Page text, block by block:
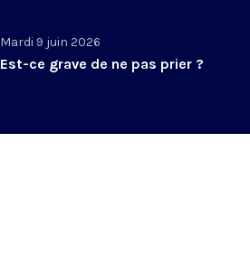
Mardi 9 juin 2026
Est-ce grave de ne pas prier ?